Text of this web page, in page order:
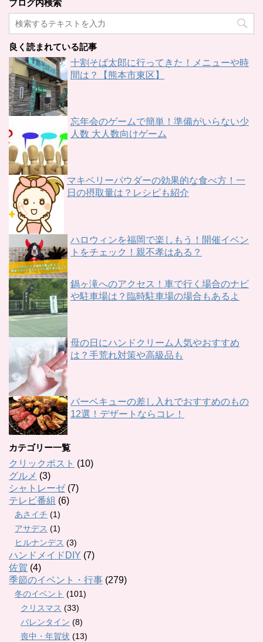
ブログ内検索
良く読まれている記事
十割そば太郎に行ってきた！メニューや時
間は？【熊本市東区】
忘年会のゲームで簡単！準備がいらない少
人数 大人数向けゲーム
マキベリーパウダーの効果的な食べ方！一
日の摂取量は？レシピも紹介
ハロウィンを福岡で楽しもう！開催イベン
トをチェック！親不孝はある？
鍋ヶ滝へのアクセス！車で行く場合のナビ
や駐車場は？臨時駐車場の場合もあるよ
母の日にハンドクリーム人気やおすすめ
は？手荒れ対策や高級品も
バーベキューの差し入れでおすすめのもの
12選！デザートならコレ！
カテゴリー一覧
クリックポスト (10)
グルメ (3)
シャトレーゼ(7)
テレビ番組 (6)
あさイチ (1)
アサデス (1)
ヒルナンデス (3)
ハンドメイドDIY (7)
佐賀 (4)
季節のイベント・行事 (279)
冬のイベント (101)
クリスマス (33)
バレンタイン (8)
喪中・年賀状 (13)